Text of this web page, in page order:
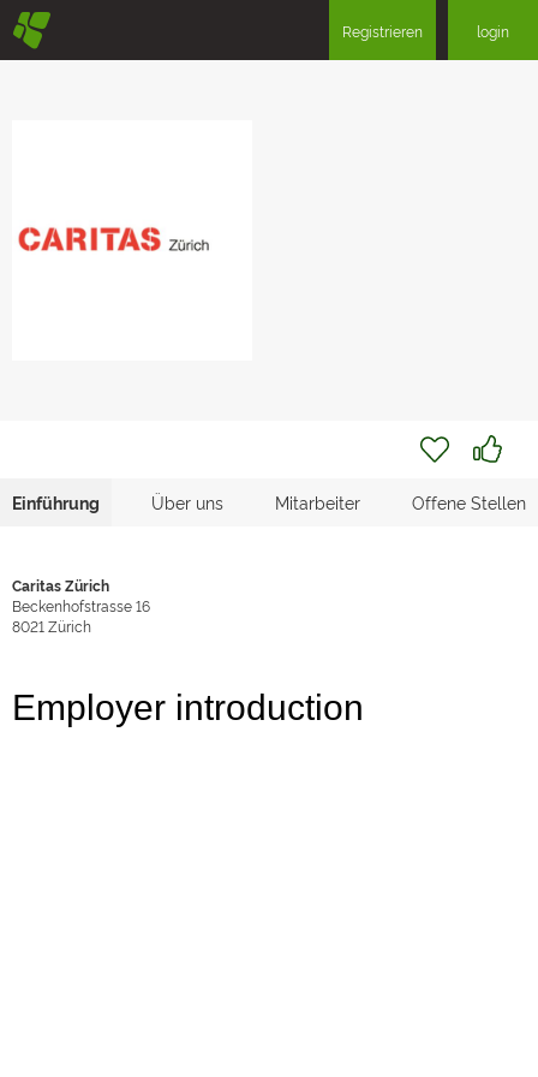
§ Registrieren login
Einführung Über uns Mitarbeiter Offene Stellen
Caritas Zürich
Beckenhofstrasse 16
8021 Zürich
Employer introduction